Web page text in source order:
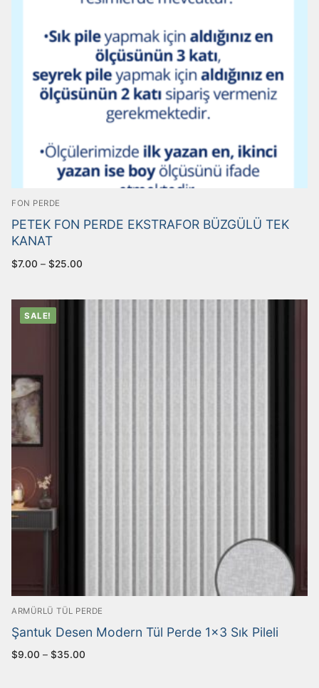
FON PERDE
PETEK FON PERDE EKSTRAFOR BÜZGÜLÜ TEK
KANAT
$7.00 – $25.00
SALE!
ARMÜRLÜ TÜL PERDE
Şantuk Desen Modern Tül Perde 1×3 Sık Pileli
$9.00 – $35.00